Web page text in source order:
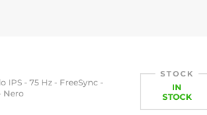
IPS - 75 Hz - FreeSync -
Nero
STOCK
IN
STOCK